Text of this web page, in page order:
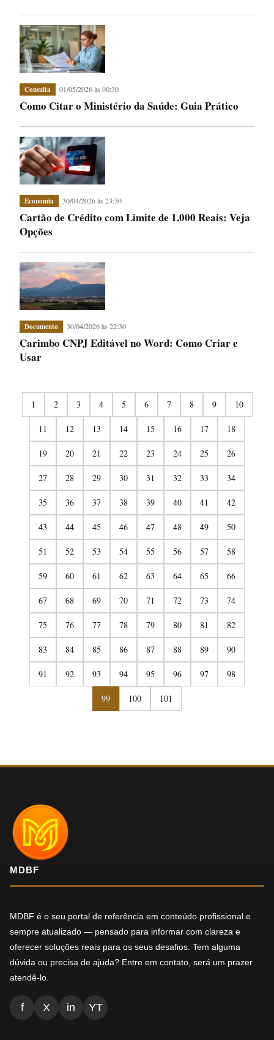
Consulta 01/05/2026 às 00:30
Como Citar o Ministério da Saúde: Guia Prático
Economia 30/04/2026 às 23:30
Cartão de Crédito com Limite de 1.000 Reais: Veja
Opções
Documento 30/04/2026 às 22:30
Carimbo CNPJ Editável no Word: Como Criar e
Usar
1 2 3 4 5 6 7 8 9 10
11 12 13 14 15 16 17 18
19 20 21 22 23 24 25 26
27 28 29 30 31 32 33 34
35 36 37 38 39 40 41 42
43 44 45 46 47 48 49 50
51 52 53 54 55 56 57 58
59 60 61 62 63 64 65 66
67 68 69 70 71 72 73 74
75 76 77 78 79 80 81 82
83 84 85 86 87 88 89 90
91 92 93 94 95 96 97 98
99 100 101
MDBF
MDBF é o seu portal de referência em conteúdo profissional e
sempre atualizado — pensado para informar com clareza e
oferecer soluções reais para os seus desafios. Tem alguma
dúvida ou precisa de ajuda? Entre em contato, será um prazer
atendê-lo.
f X in YT